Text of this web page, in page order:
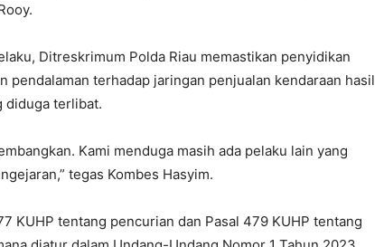
Ditreskrimum Polda Riau memastikan penyidikan
pendalaman terhadap jaringan penjualan kendaraan hasil
diduga terlibat.
Kami menduga masih ada pelaku lain yang
tegas Kombes Hasyim.
KUHP tentang pencurian dan Pasal 479 KUHP tentang